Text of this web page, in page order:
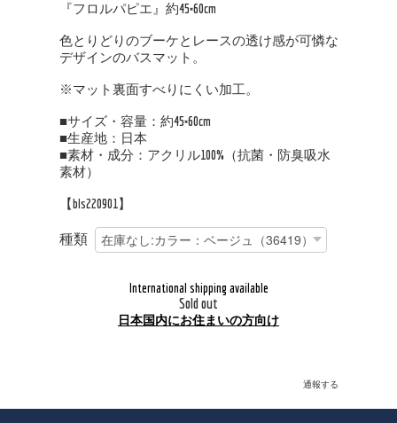
『フロルパピエ』約45×60cm
色とりどりのブーケとレースの透け感が可憐な
デザインのバスマット。
※マット裏面すべりにくい加工。
■サイズ・容量：約45×60cm
■生産地：日本
■素材・成分：アクリル100%（抗菌・防臭吸水
素材）
【bls220901】
種類
International shipping available
Sold out
日本国内にお住まいの方向け
通報する